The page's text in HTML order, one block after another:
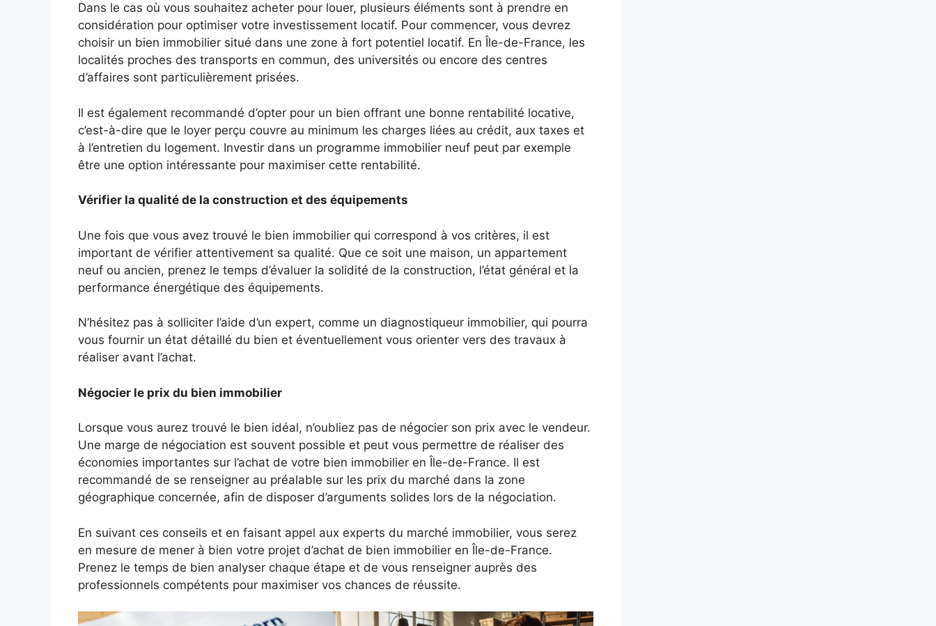
Dans le cas où vous souhaitez acheter pour louer, plusieurs éléments sont à prendre en
considération pour optimiser votre investissement locatif. Pour commencer, vous devrez
choisir un bien immobilier situé dans une zone à fort potentiel locatif. En Île-de-France, les
localités proches des transports en commun, des universités ou encore des centres
d’affaires sont particulièrement prisées.
Il est également recommandé d’opter pour un bien offrant une bonne rentabilité locative,
c’est-à-dire que le loyer perçu couvre au minimum les charges liées au crédit, aux taxes et
à l’entretien du logement. Investir dans un programme immobilier neuf peut par exemple
être une option intéressante pour maximiser cette rentabilité.
Vérifier la qualité de la construction et des équipements
Une fois que vous avez trouvé le bien immobilier qui correspond à vos critères, il est
important de vérifier attentivement sa qualité. Que ce soit une maison, un appartement
neuf ou ancien, prenez le temps d’évaluer la solidité de la construction, l’état général et la
performance énergétique des équipements.
N’hésitez pas à solliciter l’aide d’un expert, comme un diagnostiqueur immobilier, qui pourra
vous fournir un état détaillé du bien et éventuellement vous orienter vers des travaux à
réaliser avant l’achat.
Négocier le prix du bien immobilier
Lorsque vous aurez trouvé le bien idéal, n’oubliez pas de négocier son prix avec le vendeur.
Une marge de négociation est souvent possible et peut vous permettre de réaliser des
économies importantes sur l’achat de votre bien immobilier en Île-de-France. Il est
recommandé de se renseigner au préalable sur les prix du marché dans la zone
géographique concernée, afin de disposer d’arguments solides lors de la négociation.
En suivant ces conseils et en faisant appel aux experts du marché immobilier, vous serez
en mesure de mener à bien votre projet d’achat de bien immobilier en Île-de-France.
Prenez le temps de bien analyser chaque étape et de vous renseigner auprès des
professionnels compétents pour maximiser vos chances de réussite.